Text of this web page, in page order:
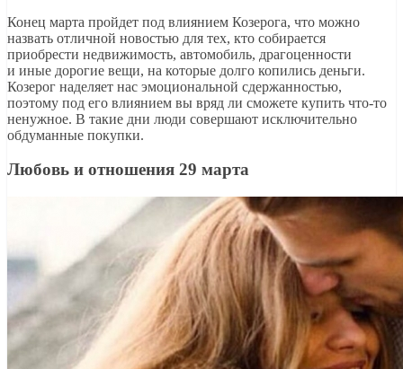
Конец марта пройдет под влиянием Козерога, что можно
назвать отличной новостью для тех, кто собирается
приобрести недвижимость, автомобиль, драгоценности
и иные дорогие вещи, на которые долго копились деньги.
Козерог наделяет нас эмоциональной сдержанностью,
поэтому под его влиянием вы вряд ли сможете купить что-то
ненужное. В такие дни люди совершают исключительно
обдуманные покупки.
Любовь и отношения 29 марта